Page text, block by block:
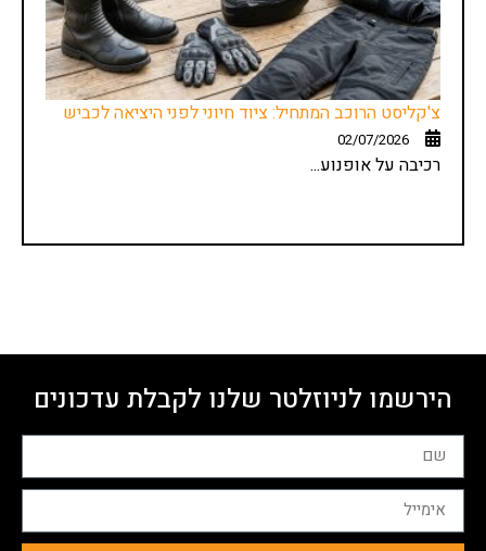
צ'קליסט הרוכב המתחיל: ציוד חיוני לפני היציאה לכביש
02/07/2026
רכיבה על אופנוע...
הירשמו לניוזלטר שלנו לקבלת עדכונים